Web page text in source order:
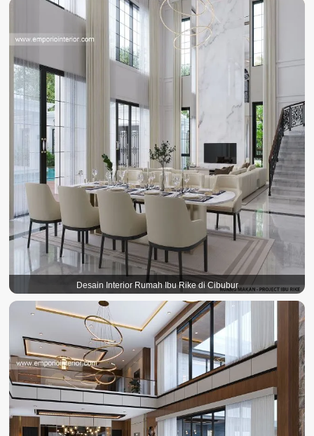
Desain Interior Rumah Ibu Rike di Cibubur